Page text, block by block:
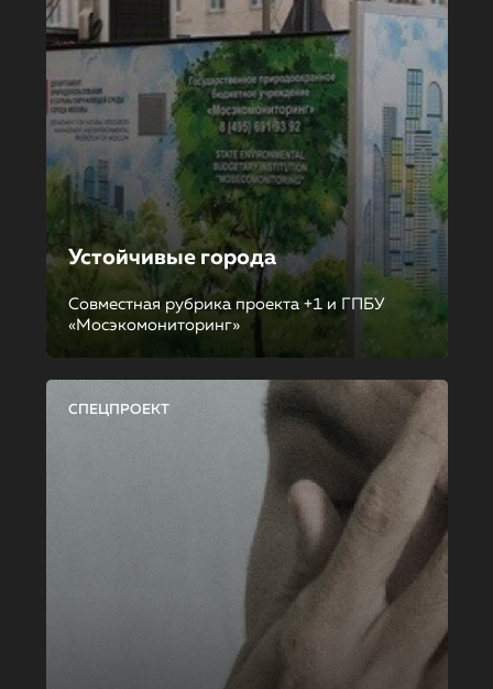
Устойчивые города
Совместная рубрика проекта +1 и ГПБУ
«Мосэкомониторинг»
СПЕЦПРОЕКТ